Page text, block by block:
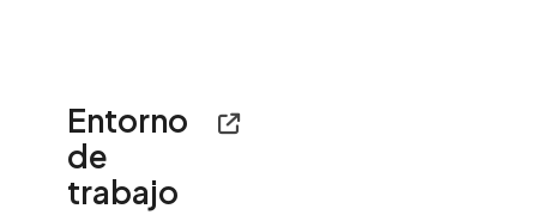
Entorno
de
trabajo